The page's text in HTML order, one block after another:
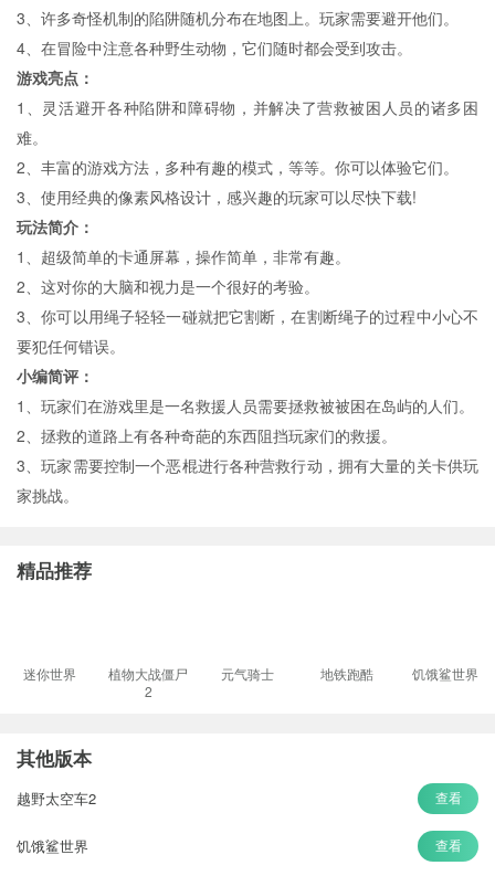
3、许多奇怪机制的陷阱随机分布在地图上。玩家需要避开他们。
4、在冒险中注意各种野生动物，它们随时都会受到攻击。
游戏亮点：
1、灵活避开各种陷阱和障碍物，并解决了营救被困人员的诸多困
难。
2、丰富的游戏方法，多种有趣的模式，等等。你可以体验它们。
3、使用经典的像素风格设计，感兴趣的玩家可以尽快下载!
玩法简介：
1、超级简单的卡通屏幕，操作简单，非常有趣。
2、这对你的大脑和视力是一个很好的考验。
3、你可以用绳子轻轻一碰就把它割断，在割断绳子的过程中小心不
要犯任何错误。
小编简评：
1、玩家们在游戏里是一名救援人员需要拯救被被困在岛屿的人们。
2、拯救的道路上有各种奇葩的东西阻挡玩家们的救援。
3、玩家需要控制一个恶棍进行各种营救行动，拥有大量的关卡供玩
家挑战。
精品推荐
迷你世界
植物大战僵尸
2
元气骑士 地铁跑酷 饥饿鲨世界
其他版本
越野太空车2 查看
饥饿鲨世界 查看